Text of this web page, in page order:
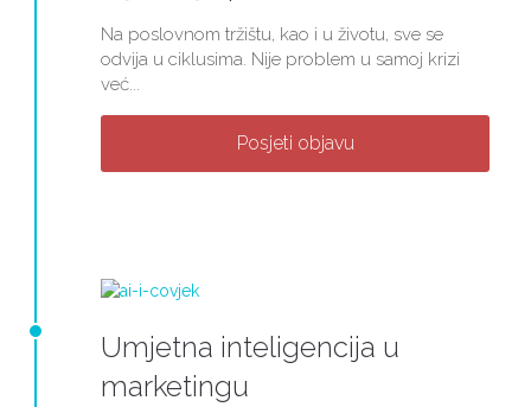
Na poslovnom tržištu, kao i u životu, sve se
odvija u ciklusima. Nije problem u samoj krizi
već...
Posjeti objavu
Umjetna inteligencija u
marketingu